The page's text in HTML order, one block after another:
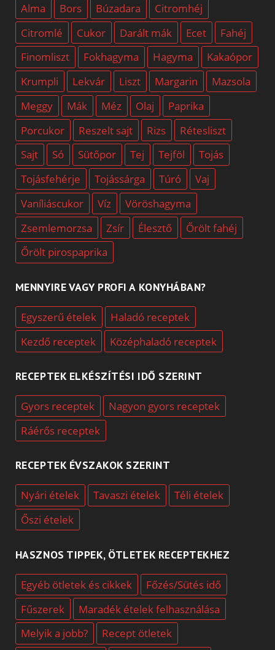
Alma Bors Búzadara
Citromhéj
Citromlé
Cukor Darált mák Ecet
Fahéj
Finomliszt
Fokhagyma Hagyma
Kakaópor
Krumpli
Lekvár Liszt Margarin
Mazsola
Meggy
Mák Méz Olaj
Paprika
Porcukor
Reszelt sajt Rizs
Rétesliszt
Sajt
Só Sütőpor Tej Tejföl
Tojás
Tojásfehérje
Tojássárga Túró
Vaj
Vaníliáscukor
Víz
Vöröshagyma
Zsemlemorzsa
Zsír Élesztő
Őrölt fahéj
Őrölt pirospaprika
MENNYIRE VAGY PROFI A KONYHÁBAN?
Egyszerű ételek
Haladó receptek
Kezdő receptek
Középhaladó receptek
RECEPTEK ELKÉSZÍTÉSI IDŐ SZERINT
Gyors receptek
Nagyon gyors receptek
Ráérős receptek
RECEPTEK ÉVSZAKOK SZERINT
Nyári ételek Tavaszi ételek
Téli ételek
Őszi ételek
HASZNOS TIPPEK, ÖTLETEK RECEPTEKHEZ
Egyéb ötletek és cikkek
Főzés/Sütés idő
Fűszerek
Maradék ételek felhasználása
Melyik a jobb?
Recept ötletek